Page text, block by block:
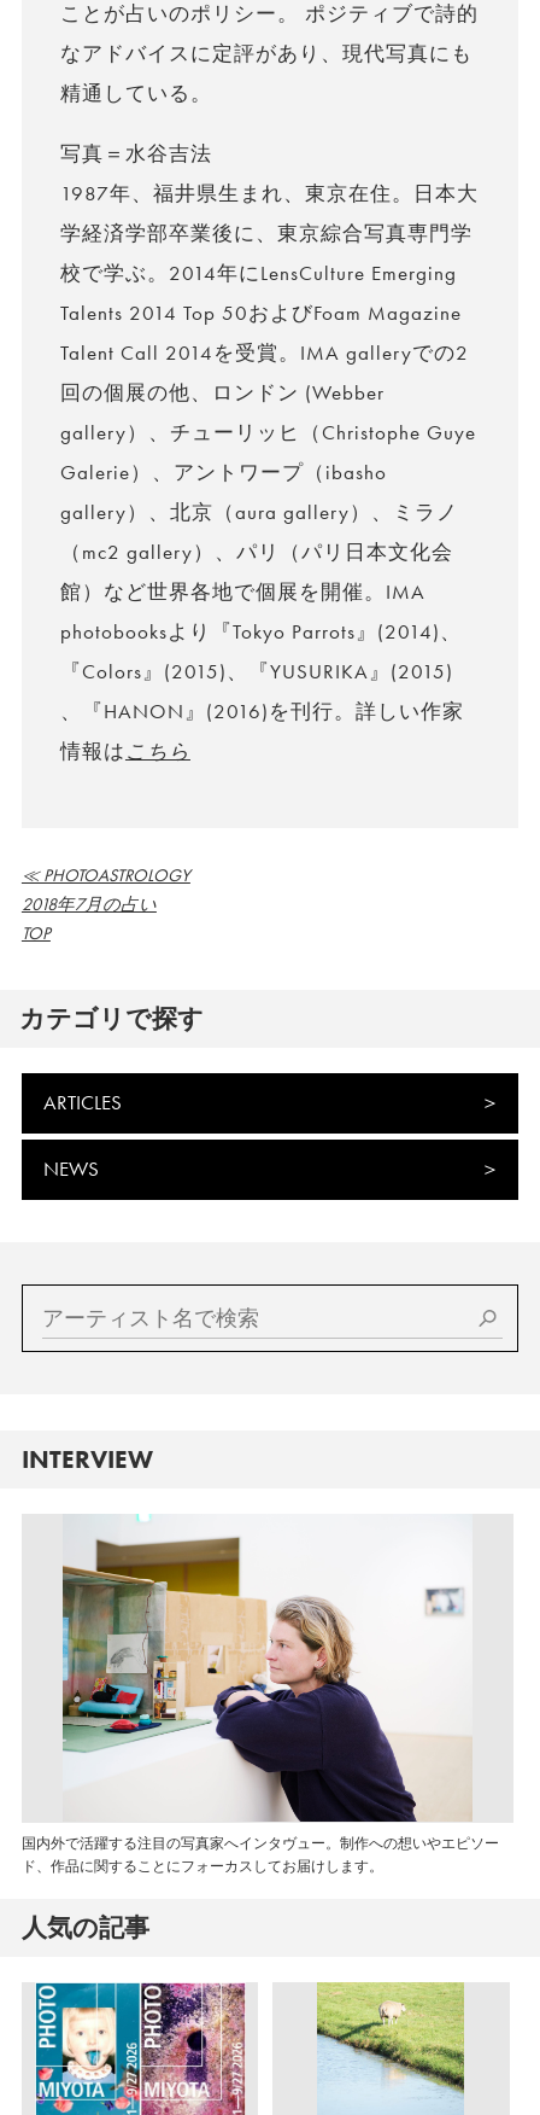
ことが占いのポリシー。 ポジティブで詩的
なアドバイスに定評があり、現代写真にも
精通している。
写真＝水谷吉法
1987年、福井県生まれ、東京在住。日本大
学経済学部卒業後に、東京綜合写真専門学
校で学ぶ。2014年にLensCulture Emerging
Talents 2014 Top 50およびFoam Magazine
Talent Call 2014を受賞。IMA galleryでの2
回の個展の他、ロンドン (Webber
gallery）、チューリッヒ（Christophe Guye
Galerie）、アントワープ（ibasho
gallery）、北京（aura gallery）、ミラノ
（mc2 gallery）、パリ（パリ日本文化会
館）など世界各地で個展を開催。IMA
photobooksより『Tokyo Parrots』(2014)、
『Colors』(2015)、『YUSURIKA』(2015)
、『HANON』(2016)を刊行。詳しい作家
情報はこちら
≪ PHOTOASTROLOGY
2018年7月の占い
TOP
カテゴリで探す
ARTICLES
NEWS
INTERVIEW
国内外で活躍する注目の写真家へインタヴュー。制作への想いやエピソー
ド、作品に関することにフォーカスしてお届けします。
人気の記事